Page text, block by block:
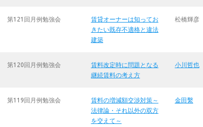
第121回月例勉強会
賃貸オーナーは知ってお
きたい既存不適格と違法
建築
松橋輝彦
第120回月例勉強会
賃料改定時に問題となる
継続賃料の考え方
小川哲也
第119回月例勉強会
賃料の増減額交渉対策～
法律論・それ以外の双方
を交えて～
金田繫